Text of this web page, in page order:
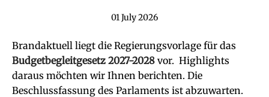
01 July 2026
Brandaktuell liegt die Regierungsvorlage für das
Budgetbegleitgesetz 2027-2028 vor. Highlights
daraus möchten wir Ihnen berichten. Die
Beschlussfassung des Parlaments ist abzuwarten.